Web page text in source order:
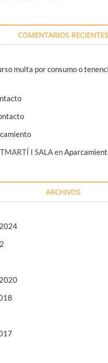
COMENTARIOS RECIENTES
multa por consumo o
I SALAen
ARCHIVOS